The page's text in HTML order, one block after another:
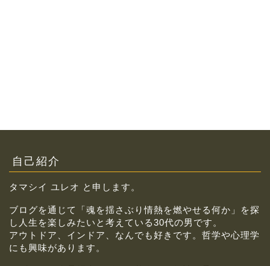
自己紹介
タマシイ ユレオ と申します。
ブログを通じて「魂を揺さぶり情熱を燃やせる何か」を探
し人生を楽しみたいと考えている30代の男です。
アウトドア、インドア、なんでも好きです。哲学や心理学
にも興味があります。